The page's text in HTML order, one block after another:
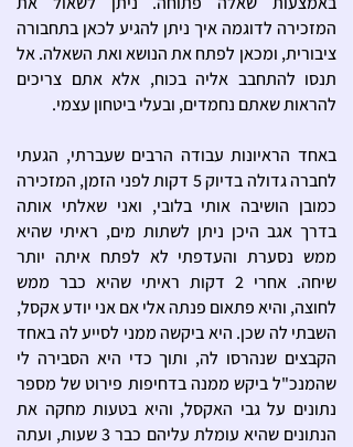
המזכירה לדוגמה איך ניתן להגיע לכאן בתחבורה
ציבורית, ומכאן לפתח את הנושא ואת השאלה. אל
תנסו להתחבב אליה בכוח, אלא אתם צריכים
להראות שאתם נחמדים, ובעלי ביטחון עצמי.
באחד הראיונות עבודה הרבים שעברתי, הגעתי
לחברה גדולה בדיוק 5 דקות לפני הזמן, המזכירה
כמובן הושיבה אותי בלובי, ואני שאלתי אותה
בדרך אגב היכן ניתן לשתות מים, ראיתי שהיא
ממש נסערת והעדפתי לא לפתח איתה יותר
שיחה. אחרי 2 דקות ראיתי שהיא כבר ממש
לחוצה, והיא פתאום פנתה אלי אם אני יודע אקסל,
השבתי לה שכן. היא ביקשה ממני לסייע לה באחד
הקבצים שנהרסו לה, ותוך כדי היא הסבירה לי
שהמנכ"ל ביקש ממנה בדחיפות פירוט של מספר
נתונים על גבי האקסל, והיא בטעות מחקה את
הנתונים שהיא עומלת עליהם כבר 3 שעות, ועתה